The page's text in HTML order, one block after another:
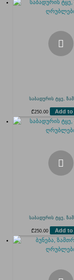
საბადურის ტყე,
₾250.00 Add to
საბადურის ტყე,
₾250.00 Add to